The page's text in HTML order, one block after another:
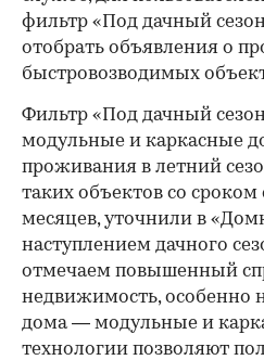
фильтр «Под дачный
отобрать объявления о
быстровозводимых
Фильтр «Под дачный
модульные и каркасные
проживания в летний
таких объектов со сроком
месяцев, уточнили в
наступлением дачного
отмечаем повышенный
недвижимость, особенно
дома — модульные и
технологии позволяют